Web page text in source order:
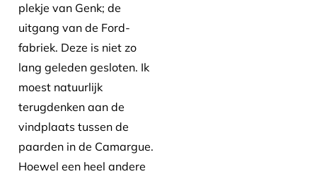
plekje van Genk; de
uitgang van de Ford-
fabriek. Deze is niet zo
lang geleden gesloten. Ik
moest natuurlijk
terugdenken aan de
vindplaats tussen de
paarden in de Camargue.
Hoewel een heel andere